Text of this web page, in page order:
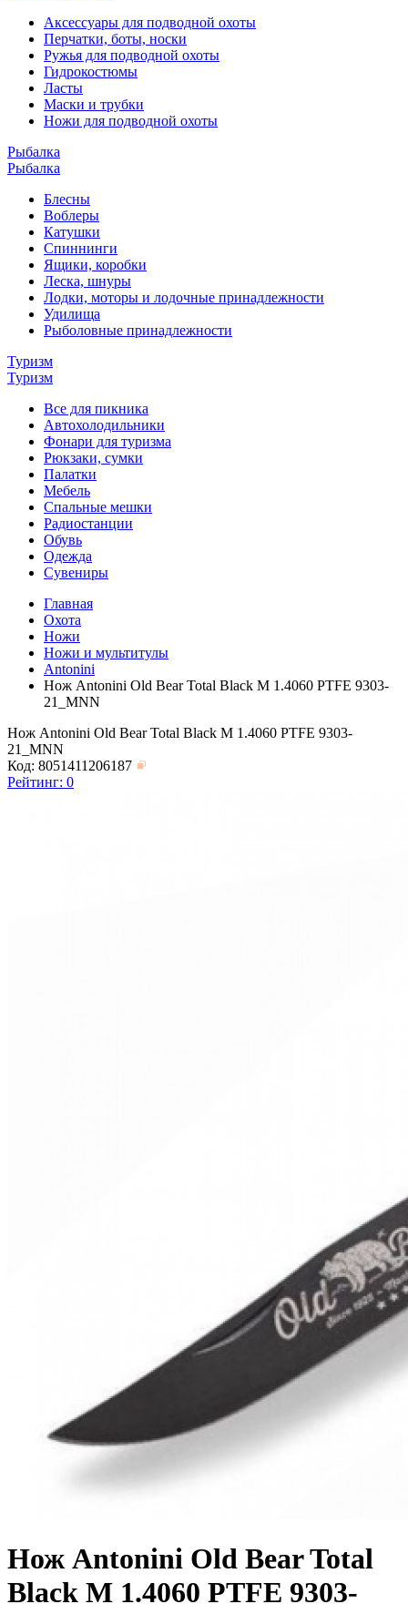
Аксессуары для подводной охоты
Перчатки, боты, носки
Ружья для подводной охоты
Гидрокостюмы
Ласты
Маски и трубки
Ножи для подводной охоты
Рыбалка
Рыбалка
Блесны
Воблеры
Катушки
Спиннинги
Ящики, коробки
Леска, шнуры
Лодки, моторы и лодочные принадлежности
Удилища
Рыболовные принадлежности
Туризм
Туризм
Все для пикника
Автохолодильники
Фонари для туризма
Рюкзаки, сумки
Палатки
Мебель
Спальные мешки
Радиостанции
Обувь
Одежда
Сувениры
Главная
Охота
Ножи
Ножи и мультитулы
Antonini
Нож Antonini Old Bear Total Black M 1.4060 PTFE 9303-
21_MNN
Нож Antonini Old Bear Total Black M 1.4060 PTFE 9303-
21_MNN
Код: 8051411206187
Рейтинг: 0
Нож Antonini Old Bear Total
Black M 1.4060 PTFE 9303-